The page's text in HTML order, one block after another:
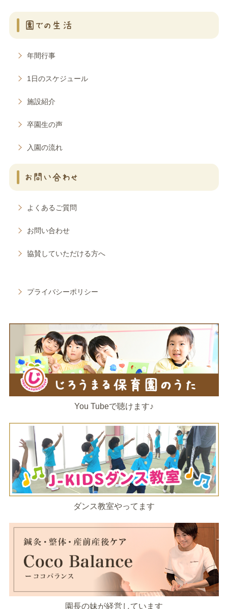
園での生活
年間行事
1日のスケジュール
施設紹介
卒園生の声
入園の流れ
お問い合わせ
よくあるご質問
お問い合わせ
協賛していただける方へ
プライバシーポリシー
You Tubeで聴けます♪
ダンス教室やってます
園長の妹が経営しています